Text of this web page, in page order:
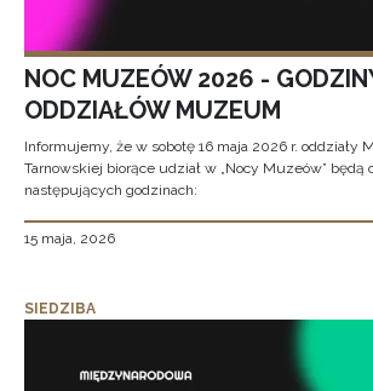
NOC MUZEÓW 2026 -
ODDZIAŁÓW MUZEUM
Informujemy, że w sobotę 16 maja 2026 r. oddziały
Tarnowskiej biorące udział w „Nocy Muzeów” będą
następujących godzinach:
15 maja, 2026
SIEDZIBA